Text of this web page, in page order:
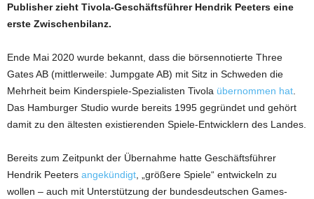
Publisher zieht Tivola-Geschäftsführer Hendrik Peeters eine
erste Zwischenbilanz.
Ende Mai 2020 wurde bekannt, dass die börsennotierte Three
Gates AB (mittlerweile: Jumpgate AB) mit Sitz in Schweden die
Mehrheit beim Kinderspiele-Spezialisten Tivola übernommen hat
Das Hamburger Studio wurde bereits 1995 gegründet und gehört
damit zu den ältesten existierenden Spiele-Entwicklern des Landes.
Bereits zum Zeitpunkt der Übernahme hatte Geschäftsführer
Hendrik Peeters angekündigt , „größere Spiele“ entwickeln zu
wollen – auch mit Unterstützung der bundesdeutschen Games-